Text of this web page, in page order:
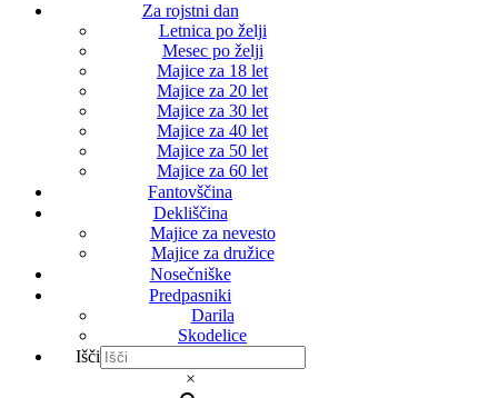
Za rojstni dan
Letnica po želji
Mesec po želji
Majice za 18 let
Majice za 20 let
Majice za 30 let
Majice za 40 let
Majice za 50 let
Majice za 60 let
Fantovščina
Dekliščina
Majice za nevesto
Majice za družice
Nosečniške
Predpasniki
Darila
Skodelice
Išči
×